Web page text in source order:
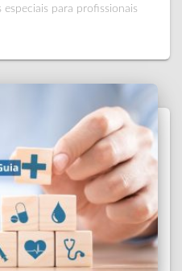
especiais para profissionais